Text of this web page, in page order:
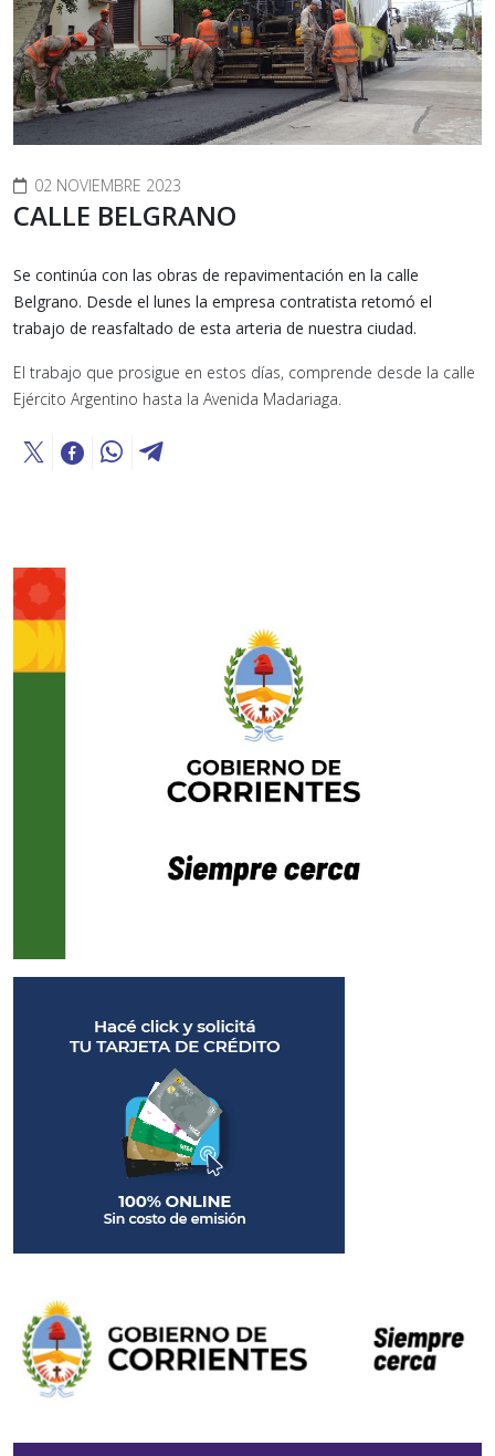
02 NOVIEMBRE 2023
CALLE BELGRANO
Se continúa con las obras de repavimentación en la calle
Belgrano. Desde el lunes la empresa contratista retomó el
trabajo de reasfaltado de esta arteria de nuestra ciudad.
El trabajo que prosigue en estos días, comprende desde la calle
Ejército Argentino hasta la Avenida Madariaga.